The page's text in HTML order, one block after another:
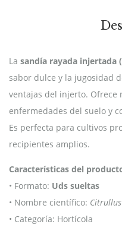
La sandía rayada injertada
sabor dulce y la jugosidad
ventajas del injerto. Ofrece
enfermedades del suelo y
Es perfecta para cultivos
recipientes amplios.
Características del
• Formato: Uds sueltas
• Nombre científico:
• Categoría: Hortícola